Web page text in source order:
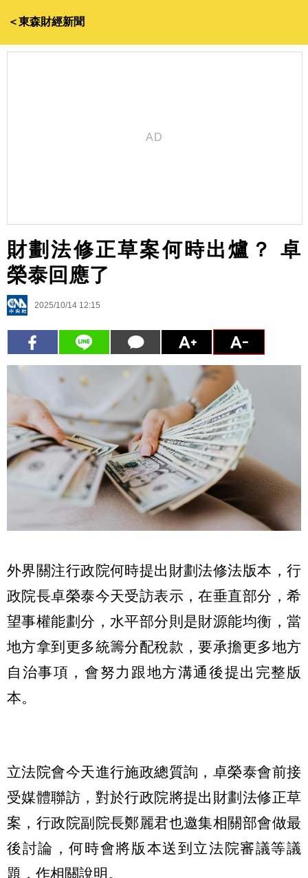
＜東森財經新聞
財劃法修正草案何時出爐？ 卓
榮泰回應了
2025/10/14 12:15
外界關注行政院何時提出財劃法修法版本，行
政院長卓榮泰今天受訪表示，在垂直部分，希
望事權能劃分，水平部分則是財源能均衡，當
地方拿到更多統籌分配稅款，要承擔更多地方
自治事項，會努力跟地方溝通後提出完整版
本。
立法院會今天進行施政總質詢，卓榮泰會前接
受媒體聯訪，對於行政院將提出財劃法修正草
案，行政院副院長鄭麗君也邀集相關部會做最
後討論，何時會將版本送到立法院審議等議
題，作相關說明。